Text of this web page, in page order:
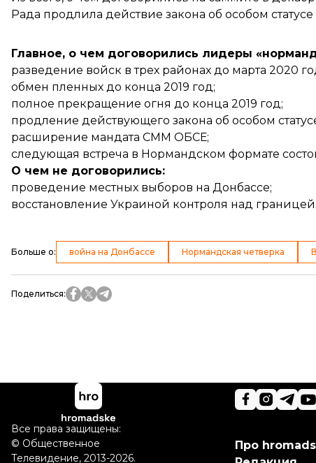
Рада продлила действие закона об особом
Главное, о чем договорились лидеры
разведение войск в трех районах до марта 2020
обмен пленных до конца 2019 год;
полное прекращение огня до конца 2019 год;
продление действующего закона об особом
расширение мандата СММ ОБСЕ;
следующая встреча в Нормандском формате
О чем не договорились:
проведение местных выборов на Донбассе;
восстановление Украиной контроля над границей
Больше о: война на Донбассе Нормандская четверка
Поделиться:
Про
Все права защищены:
© Общественное
Телевидение, 2013-2026.